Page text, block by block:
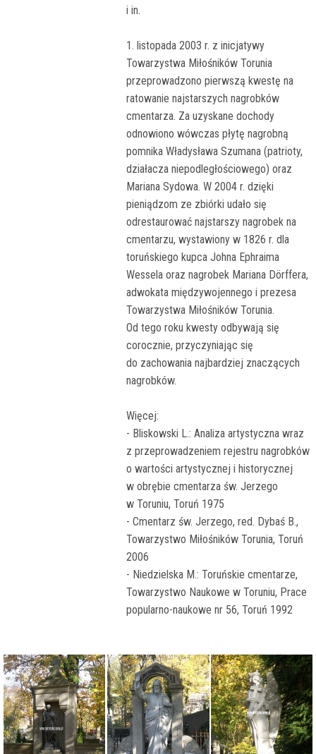
i in.
1. listopada 2003 r. z inicjatywy
Towarzystwa Miłośników Torunia
przeprowadzono pierwszą kwestę na
ratowanie najstarszych nagrobków
cmentarza. Za uzyskane dochody
odnowiono wówczas płytę nagrobną
pomnika Władysława Szumana (patrioty,
działacza niepodległościowego) oraz
Mariana Sydowa. W 2004 r. dzięki
pieniądzom ze zbiórki udało się
odrestaurować najstarszy nagrobek na
cmentarzu, wystawiony w 1826 r. dla
toruńskiego kupca Johna Ephraima
Wessela oraz nagrobek Mariana Dörffera,
adwokata międzywojennego i prezesa
Towarzystwa Miłośników Torunia.
Od tego roku kwesty odbywają się
corocznie, przyczyniając się
do zachowania najbardziej znaczących
nagrobków.
Więcej:
- Bliskowski L.: Analiza artystyczna wraz
z przeprowadzeniem rejestru nagrobków
o wartości artystycznej i historycznej
w obrębie cmentarza św. Jerzego
w Toruniu, Toruń 1975
- Cmentarz św. Jerzego, red. Dybaś B.,
Towarzystwo Miłośników Torunia, Toruń
2006
- Niedzielska M.: Toruńskie cmentarze,
Towarzystwo Naukowe w Toruniu, Prace
popularno-naukowe nr 56, Toruń 1992